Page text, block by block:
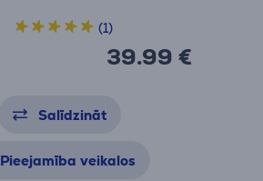
39.99 €
(1)
Salīdzināt
Pieejamība veikalos